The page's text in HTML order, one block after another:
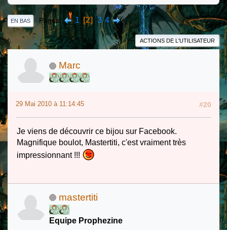
EN BAS Pages 1 2 3 4
ACTIONS DE L'UTILISATEUR
Marc
29 Mai 2010 à 11:14:45 #20
Je viens de découvrir ce bijou sur Facebook.
Magnifique boulot, Mastertiti, c'est vraiment très
impressionnant !!!
mastertiti
Equipe Prophezine